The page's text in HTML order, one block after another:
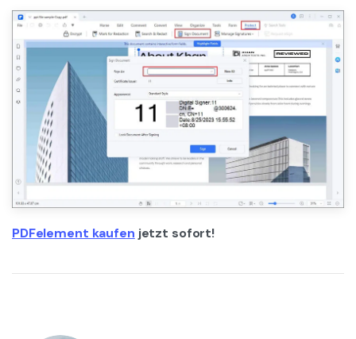
PDFelement kaufen jetzt sofort!